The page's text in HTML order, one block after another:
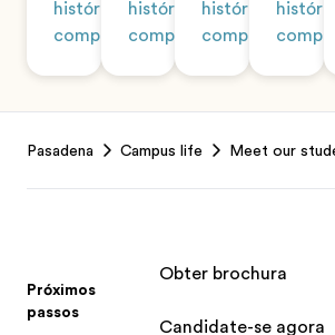
história
completa
história
completa
história
completa
história
Pasadena Campus life Meet our
Próximos
passos
Obter brochura
Candidate-se agora